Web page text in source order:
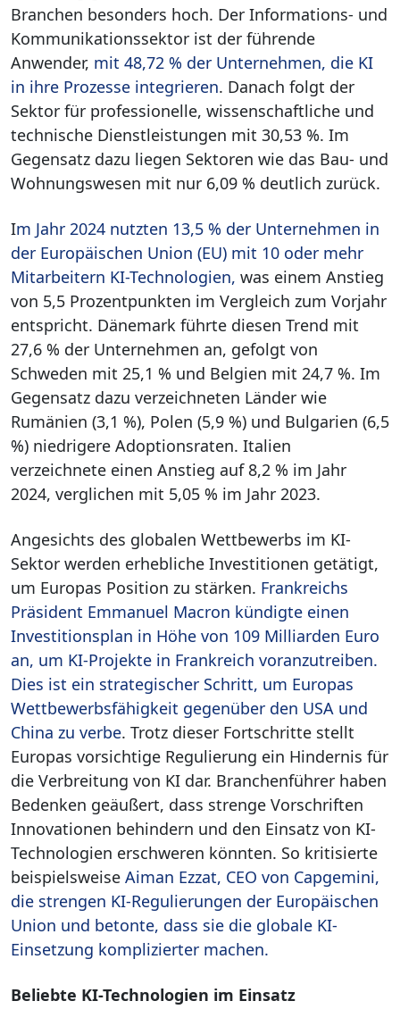
Branchen besonders hoch. Der Informations- und
Kommunikationssektor ist der führende
Anwender, mit 48,72 % der Unternehmen, die KI
in ihre Prozesse integrieren. Danach folgt der
Sektor für professionelle, wissenschaftliche und
technische Dienstleistungen mit 30,53 %. Im
Gegensatz dazu liegen Sektoren wie das Bau- und
Wohnungswesen mit nur 6,09 % deutlich zurück.
Im Jahr 2024 nutzten 13,5 % der Unternehmen in
der Europäischen Union (EU) mit 10 oder mehr
Mitarbeitern KI-Technologien, was einem Anstieg
von 5,5 Prozentpunkten im Vergleich zum Vorjahr
entspricht. Dänemark führte diesen Trend mit
27,6 % der Unternehmen an, gefolgt von
Schweden mit 25,1 % und Belgien mit 24,7 %. Im
Gegensatz dazu verzeichneten Länder wie
Rumänien (3,1 %), Polen (5,9 %) und Bulgarien (6,5
%) niedrigere Adoptionsraten. Italien
verzeichnete einen Anstieg auf 8,2 % im Jahr
2024, verglichen mit 5,05 % im Jahr 2023.
Angesichts des globalen Wettbewerbs im KI-
Sektor werden erhebliche Investitionen getätigt,
um Europas Position zu stärken. Frankreichs
Präsident Emmanuel Macron kündigte einen
Investitionsplan in Höhe von 109 Milliarden Euro
an, um KI-Projekte in Frankreich voranzutreiben.
Dies ist ein strategischer Schritt, um Europas
Wettbewerbsfähigkeit gegenüber den USA und
China zu verbe. Trotz dieser Fortschritte stellt
Europas vorsichtige Regulierung ein Hindernis für
die Verbreitung von KI dar. Branchenführer haben
Bedenken geäußert, dass strenge Vorschriften
Innovationen behindern und den Einsatz von KI-
Technologien erschweren könnten. So kritisierte
beispielsweise Aiman Ezzat, CEO von Capgemini,
die strengen KI-Regulierungen der Europäischen
Union und betonte, dass sie die globale KI-
Einsetzung komplizierter machen.
Beliebte KI-Technologien im Einsatz